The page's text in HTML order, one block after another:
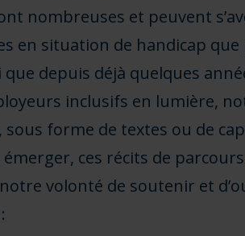
nombreuses et peuvent
en situation de handicap que
depuis déjà quelques
inclusifs en lumière,
, sous forme de textes ou de
ces récits de
volonté de soutenir et